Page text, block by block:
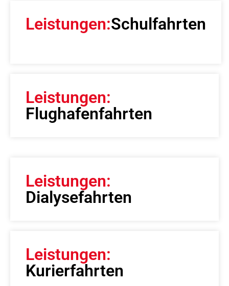
Leistungen:Schulfahrten
Leistungen:
Flughafenfahrten
Leistungen:
Dialysefahrten
Leistungen:
Kurierfahrten